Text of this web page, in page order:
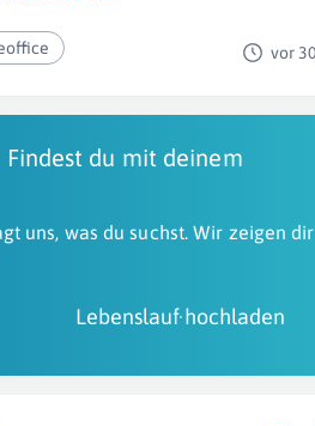
vor
Findest du mit deinem
uns, was du suchst. Wir zeigen dir
Lebenslauf hochladen